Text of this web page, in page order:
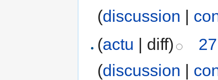
(discussion
(actu | diff)
(discussion |